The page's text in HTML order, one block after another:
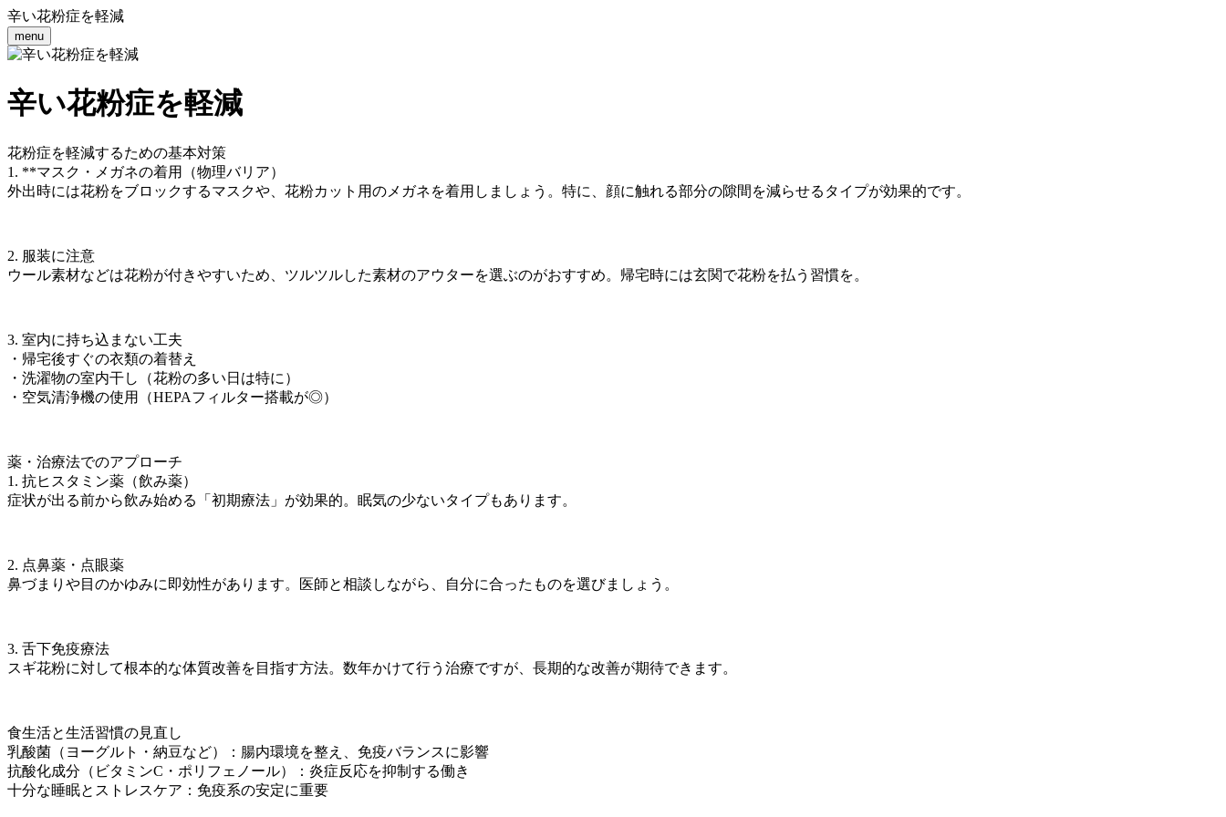
辛い花粉症を軽減
menu
辛い花粉症を軽減
花粉症を軽減するための基本対策
1. **マスク・メガネの着用（物理バリア）
外出時には花粉をブロックするマスクや、花粉カット用のメガネを着用しましょう。特に、顔に触れる部分の隙間を減らせるタイプが効果的です。
2. 服装に注意
ウール素材などは花粉が付きやすいため、ツルツルした素材のアウターを選ぶのがおすすめ。帰宅時には玄関で花粉を払う習慣を。
3. 室内に持ち込まない工夫
・帰宅後すぐの衣類の着替え
・洗濯物の室内干し（花粉の多い日は特に）
・空気清浄機の使用（HEPAフィルター搭載が◎）
薬・治療法でのアプローチ
1. 抗ヒスタミン薬（飲み薬）
症状が出る前から飲み始める「初期療法」が効果的。眠気の少ないタイプもあります。
2. 点鼻薬・点眼薬
鼻づまりや目のかゆみに即効性があります。医師と相談しながら、自分に合ったものを選びましょう。
3. 舌下免疫療法
スギ花粉に対して根本的な体質改善を目指す方法。数年かけて行う治療ですが、長期的な改善が期待できます。
食生活と生活習慣の見直し
乳酸菌（ヨーグルト・納豆など）：腸内環境を整え、免疫バランスに影響
抗酸化成分（ビタミンC・ポリフェノール）：炎症反応を抑制する働き
十分な睡眠とストレスケア：免疫系の安定に重要